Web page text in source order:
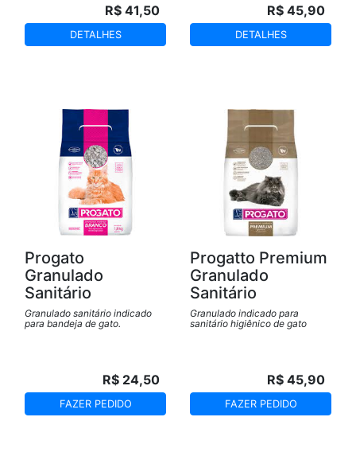
R$ 41,50
DETALHES
R$ 45,90
DETALHES
Progato
Granulado
Sanitário
Granulado sanitário indicado
para bandeja de gato.
R$ 24,50
FAZER PEDIDO
Progatto Premium
Granulado
Sanitário
Granulado indicado para
sanitário higiênico de gato
R$ 45,90
FAZER PEDIDO